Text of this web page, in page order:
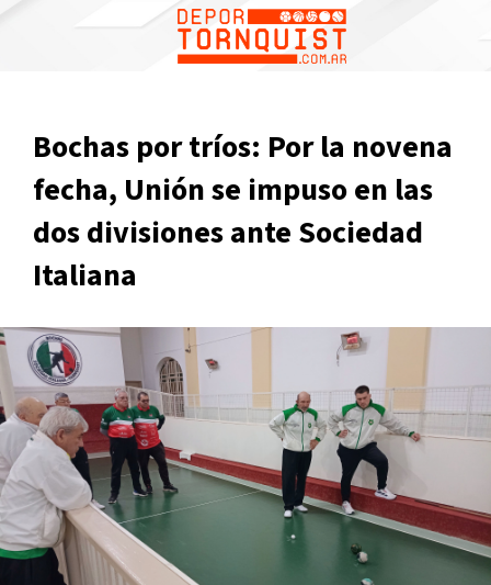
Bochas por tríos: Por la novena
fecha, Unión se impuso en las
dos divisiones ante Sociedad
Italiana